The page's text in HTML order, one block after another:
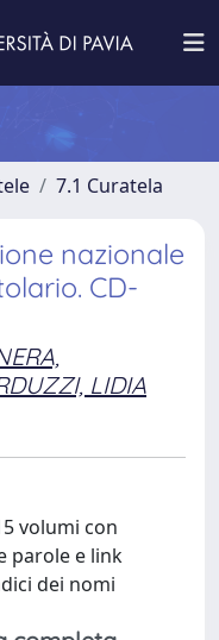
7.1 Curatela
nazionale
CD-
LIDIA
volumi con
parole e link
dei nomi